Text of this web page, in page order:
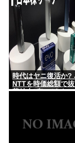
時代はヤニ復活か?
NTTを時価総額で
草値上げしてもヤ